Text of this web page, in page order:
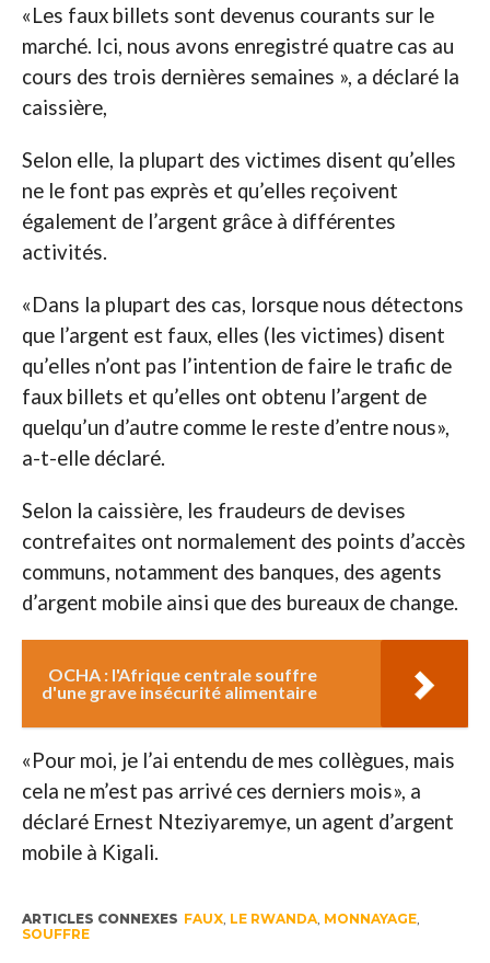
«Les faux billets sont devenus courants sur le
marché. Ici, nous avons enregistré quatre cas au
cours des trois dernières semaines », a déclaré la
caissière,
Selon elle, la plupart des victimes disent qu’elles
ne le font pas exprès et qu’elles reçoivent
également de l’argent grâce à différentes
activités.
«Dans la plupart des cas, lorsque nous détectons
que l’argent est faux, elles (les victimes) disent
qu’elles n’ont pas l’intention de faire le trafic de
faux billets et qu’elles ont obtenu l’argent de
quelqu’un d’autre comme le reste d’entre nous»,
a-t-elle déclaré.
Selon la caissière, les fraudeurs de devises
contrefaites ont normalement des points d’accès
communs, notamment des banques, des agents
d’argent mobile ainsi que des bureaux de change.
OCHA : l'Afrique centrale souffre
d'une grave insécurité alimentaire
«Pour moi, je l’ai entendu de mes collègues, mais
cela ne m’est pas arrivé ces derniers mois», a
déclaré Ernest Nteziyaremye, un agent d’argent
mobile à Kigali.
ARTICLES CONNEXES FAUX, LE RWANDA, MONNAYAGE,
SOUFFRE